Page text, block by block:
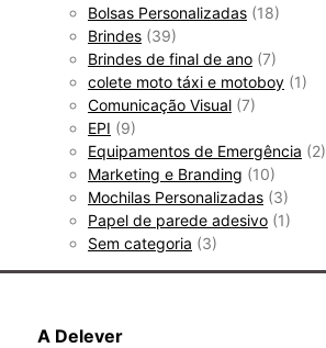
Bolsas Personalizadas (18)
Brindes (39)
Brindes de final de ano (7)
colete moto táxi e motoboy (1)
Comunicação Visual (7)
EPI (9)
Equipamentos de Emergência (2)
Marketing e Branding (10)
Mochilas Personalizadas (3)
Papel de parede adesivo (1)
Sem categoria (3)
A Delever